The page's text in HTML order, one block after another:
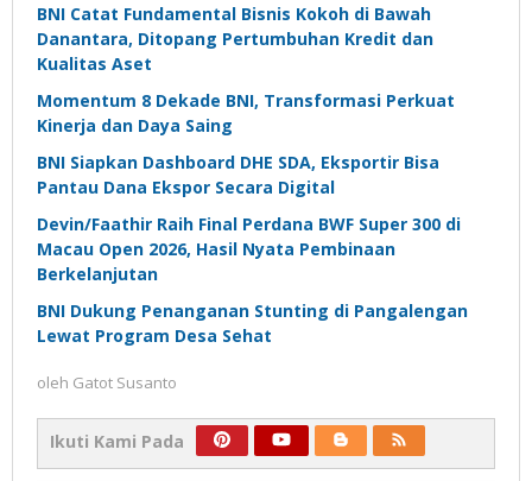
BNI Catat Fundamental Bisnis Kokoh di Bawah
Danantara, Ditopang Pertumbuhan Kredit dan
Kualitas Aset
Momentum 8 Dekade BNI, Transformasi Perkuat
Kinerja dan Daya Saing
BNI Siapkan Dashboard DHE SDA, Eksportir Bisa
Pantau Dana Ekspor Secara Digital
Devin/Faathir Raih Final Perdana BWF Super 300 di
Macau Open 2026, Hasil Nyata Pembinaan
Berkelanjutan
BNI Dukung Penanganan Stunting di Pangalengan
Lewat Program Desa Sehat
oleh Gatot Susanto
Ikuti Kami Pada